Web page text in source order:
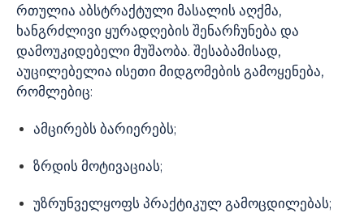
რთულია აბსტრაქტული მასალის აღქმა,
ხანგრძლივი ყურადღების შენარჩუნება და
დამოუკიდებელი მუშაობა. შესაბამისად,
აუცილებელია ისეთი მიდგომების გამოყენება,
რომლებიც:
ამცირებს ბარიერებს;
ზრდის მოტივაციას;
უზრუნველყოფს პრაქტიკულ გამოცდილებას;